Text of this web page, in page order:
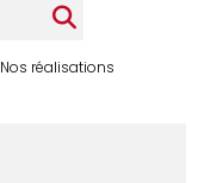
Nos réalisations